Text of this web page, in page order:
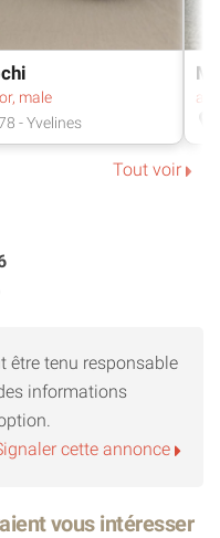
identification,
et tests FIV/FELV
l’adresse
junior, male
- Yvelines
Tout voir
être tenu responsable
informations
cette annonce
vous intéresser